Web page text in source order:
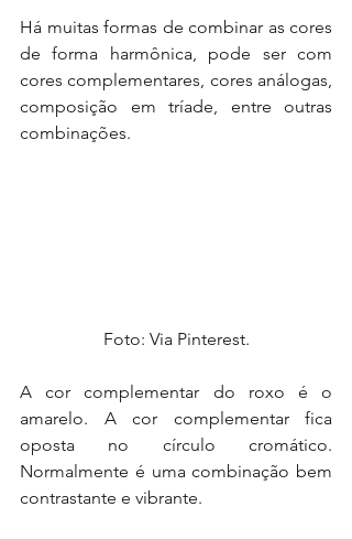
Há muitas formas de combinar as cores
de forma harmônica, pode ser com
cores complementares, cores análogas,
composição em tríade, entre outras
combinações.
Foto: Via Pinterest.
A cor complementar do roxo é o
amarelo. A cor complementar fica
oposta no círculo cromático.
Normalmente é uma combinação bem
contrastante e vibrante.